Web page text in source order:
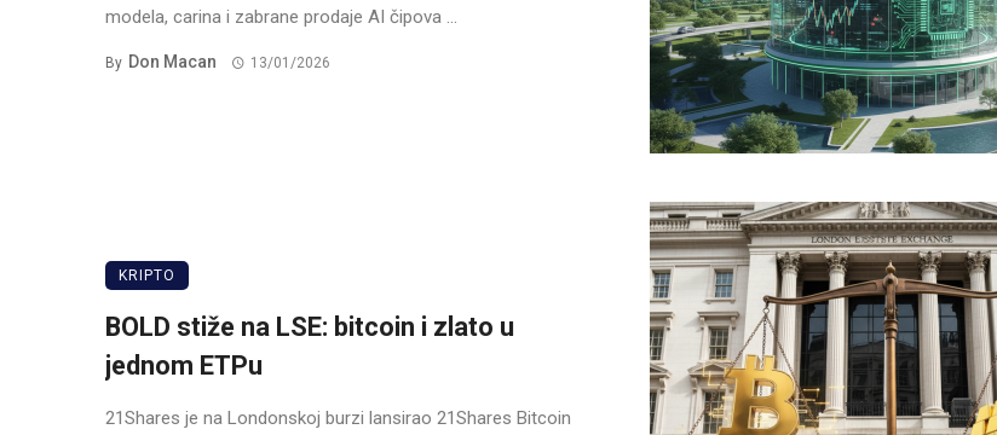
modela, carina i zabrane prodaje AI čipova ...
By Don Macan 13/01/2026
KRIPTO
BOLD stiže na LSE: bitcoin i zlato u
jednom ETPu
21Shares je na Londonskoj burzi lansirao 21Shares Bitcoin